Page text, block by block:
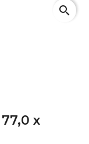
search
x